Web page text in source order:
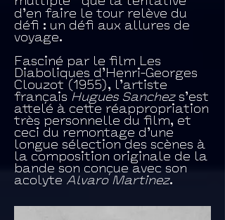
d’en faire le tour relève du
défi : un défi aux allures de
voyage.
Fasciné par le film Les
Diaboliques d’Henri-Georges
Clouzot (1955), l’artiste
français Hugues Sanchezs’est
attelé à cette réappropriation
très personnelle du film, et
ceci du remontage d’une
longue sélection des scènes à
la composition originale de la
bande son conçue avec son
acolyte Alvaro Martinez.